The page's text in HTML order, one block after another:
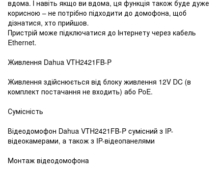
вдома. І навіть якщо ви вдома, ця функція також буде дуже
корисною – не потрібно підходити до домофона, щоб
дізнатися, хто прийшов.
Пристрій може підключатися до Інтернету через кабель
Ethernet.
Живлення Dahua VTH2421FB-P
Живлення здійснюється від блоку живлення 12V DC (в
комплект постачання не входить) або PoE.
Сумісність
Відеодомофон Dahua VTH2421FB-P сумісний з IP-
відеокамерами, а також з IP-відеопанелями
Монтаж відеодомофона